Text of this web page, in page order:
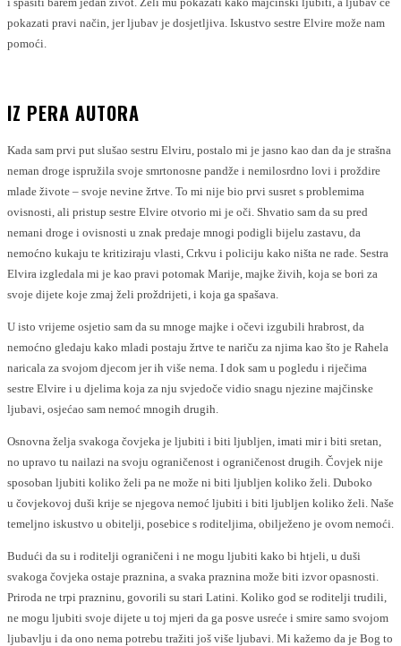
pokazati pravi način, jer ljubav je dosjetljiva. Iskustvo sestre Elvire može nam
pomoći.
IZ PERA AUTORA
Kada sam prvi put slušao sestru Elviru, postalo mi je jasno kao dan da je strašna
neman droge ispružila svoje smrtonosne pandže i nemilosrdno lovi i proždire
mlade živote – svoje nevine žrtve. To mi nije bio prvi susret s problemima
ovisnosti, ali pristup sestre Elvire otvorio mi je oči. Shvatio sam da su pred
nemani droge i ovisnosti u znak predaje mnogi podigli bijelu zastavu, da
nemoćno kukaju te kritiziraju vlasti, Crkvu i policiju kako ništa ne rade. Sestra
Elvira izgledala mi je kao pravi potomak Marije, majke živih, koja se bori za
svoje dijete koje zmaj želi proždrijeti, i koja ga spašava.
U isto vrijeme osjetio sam da su mnoge majke i očevi izgubili hrabrost, da
nemoćno gledaju kako mladi postaju žrtve te nariču za njima kao što je Rahela
naricala za svojom djecom jer ih više nema. I dok sam u pogledu i riječima
sestre Elvire i u djelima koja za nju svjedoče vidio snagu njezine majčinske
ljubavi, osjećao sam nemoć mnogih drugih.
Osnovna želja svakoga čovjeka je ljubiti i biti ljubljen, imati mir i biti sretan,
no upravo tu nailazi na svoju ograničenost i ograničenost drugih. Čovjek nije
sposoban ljubiti koliko želi pa ne može ni biti ljubljen koliko želi. Duboko
u čovjekovoj duši krije se njegova nemoć ljubiti i biti ljubljen koliko želi. Naše
temeljno iskustvo u obitelji, posebice s roditeljima, obilježeno je ovom nemoći.
Budući da su i roditelji ograničeni i ne mogu ljubiti kako bi htjeli, u duši
svakoga čovjeka ostaje praznina, a svaka praznina može biti izvor opasnosti.
Priroda ne trpi prazninu, govorili su stari Latini. Koliko god se roditelji trudili,
ne mogu ljubiti svoje dijete u toj mjeri da ga posve usreće i smire samo svojom
ljubavlju i da ono nema potrebu tražiti još više ljubavi. Mi kažemo da je Bog to